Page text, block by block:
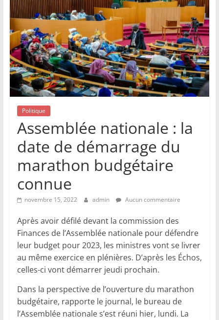
Politique
Assemblée nationale : la
date de démarrage du
marathon budgétaire
connue
novembre 15, 2022 admin Aucun commentaire
Après avoir défilé devant la commission des
Finances de l’Assemblée nationale pour défendre
leur budget pour 2023, les ministres vont se livrer
au même exercice en plénières. D’après les Échos,
celles-ci vont démarrer jeudi prochain.
Dans la perspective de l’ouverture du marathon
budgétaire, rapporte le journal, le bureau de
l’Assemblée nationale s’est réuni hier, lundi. La